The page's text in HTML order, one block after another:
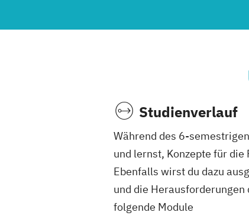
Studienverlauf
Während des 6-
und lernst, Konzepte für
Ebenfalls wirst du dazu
und die
folgende Module